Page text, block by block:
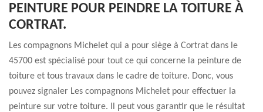
PEINTURE POUR PEINDRE LA TOITURE À
CORTRAT.
Les compagnons Michelet qui a pour siège à Cortrat dans le
45700 est spécialisé pour tout ce qui concerne la peinture de
toiture et tous travaux dans le cadre de toiture. Donc, vous
pouvez signaler Les compagnons Michelet pour effectuer la
peinture sur votre toiture. Il peut vous garantir que le résultat